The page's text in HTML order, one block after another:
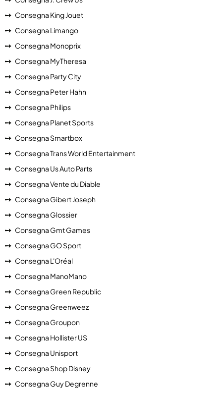
Consegna King Jouet
Consegna Limango
Consegna Monoprix
Consegna MyTheresa
Consegna Party City
Consegna Peter Hahn
Consegna Philips
Consegna Planet Sports
Consegna Smartbox
Consegna Trans World Entertainment
Consegna Us Auto Parts
Consegna Vente du Diable
Consegna Gibert Joseph
Consegna Glossier
Consegna Gmt Games
Consegna GO Sport
Consegna L'Oréal
Consegna ManoMano
Consegna Green Republic
Consegna Greenweez
Consegna Groupon
Consegna Hollister US
Consegna Unisport
Consegna Shop Disney
Consegna Guy Degrenne